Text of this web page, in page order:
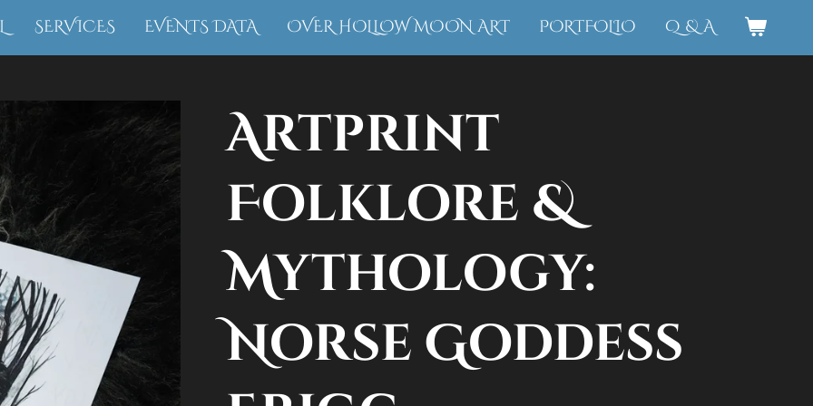
SERVICES EVENTS DATA OVER HOLLOW MOON ART PORTFOLIO Q & A
Artprint
Folklore &
Mythology:
Norse Goddess